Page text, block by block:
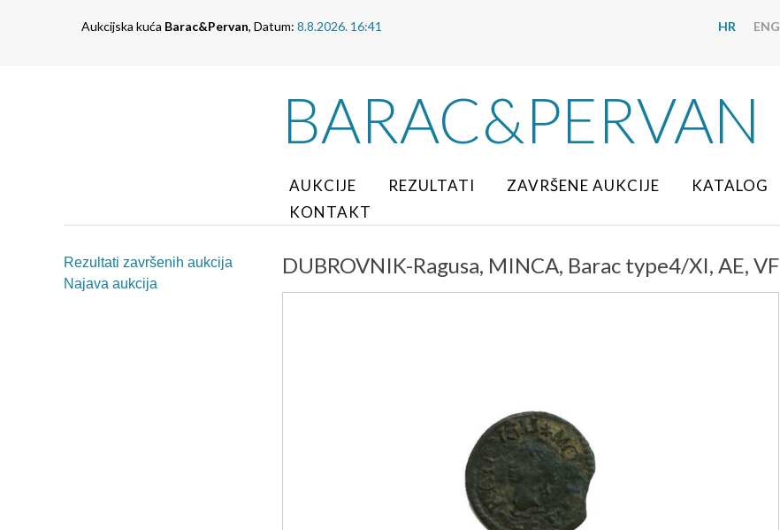
Aukcijska kuća Barac&Pervan, Datum: 8.8.2026. 16:41 HR ENG
BARAC&PERVAN
AUKCIJE REZULTATI ZAVRŠENE AUKCIJE KATALOG
KONTAKT
Rezultati završenih aukcija
Najava aukcija
DUBROVNIK-Ragusa, MINCA, Barac type4/XI, AE, VF